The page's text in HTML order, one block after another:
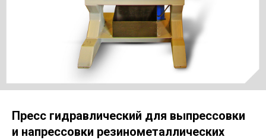
Пресс гидравлический для выпрессовки
и напрессовки резинометаллических